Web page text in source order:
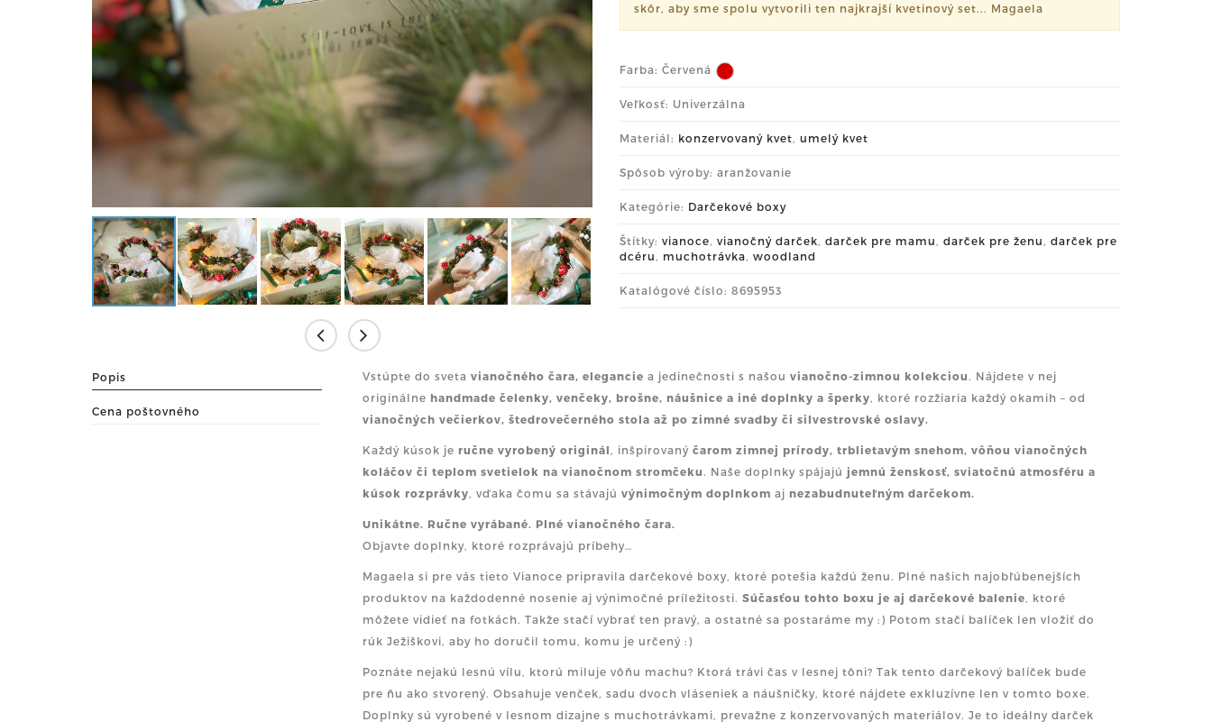
skôr, aby sme spolu vytvorili ten najkrajší kvetinový set... Magaela
Farba: Červená
Veľkosť: Univerzálna
Materiál: konzervovaný kvet, umelý kvet
Spôsob výroby: aranžovanie
Kategórie: Darčekové boxy
Štítky: vianoce, vianočný darček, darček pre mamu , darček pre ženu , darček pre
dcéru , muchotrávka, woodland
Katalógové číslo: 8695953
Popis
Cena poštovného
Vstúpte do sveta vianočného čara, elegancie a jedinečnosti s našou vianočno-zimnou kolekciou . Nájdete v nej
originálne handmade čelenky, venčeky, brošne, náušnice a iné doplnky a šperky, ktoré rozžiaria každý okamih – od
vianočných večierkov, štedrovečerného stola až po zimné svadby či silvestrovské oslavy.
Každý kúsok je ručne vyrobený originál , inšpirovaný čarom zimnej prírody, trblietavým snehom, vôňou vianočných
koláčov či teplom svetielok na vianočnom stromčeku . Naše doplnky spájajú jemnú ženskosť, sviatočnú atmosféru a
kúsok rozprávky, vďaka čomu sa stávajú výnimočným doplnkom aj nezabudnuteľným darčekom.
Unikátne. Ručne vyrábané. Plné vianočného čara.
Objavte doplnky, ktoré rozprávajú príbehy…
Magaela si pre vás tieto Vianoce pripravila darčekové boxy, ktoré potešia každú ženu. Plné našich najobľúbenejších
produktov na každodenné nosenie aj výnimočné príležitosti. Súčasťou tohto boxu je aj darčekové balenie, ktoré
môžete vidieť na fotkách. Takže stačí vybrať ten pravý, a ostatné sa postaráme my :) Potom stačí balíček len vložiť do
rúk Ježiškovi, aby ho doručil tomu, komu je určený :)
Poznáte nejakú lesnú vílu, ktorú miluje vôňu machu? Ktorá trávi čas v lesnej tôni? Tak tento darčekový balíček bude
pre ňu ako stvorený. Obsahuje venček, sadu dvoch vláseniek a náušničky, ktoré nájdete exkluzívne len v tomto boxe.
Doplnky sú vyrobené v lesnom dizajne s muchotrávkami, prevažne z konzervovaných materiálov. Je to ideálny darček